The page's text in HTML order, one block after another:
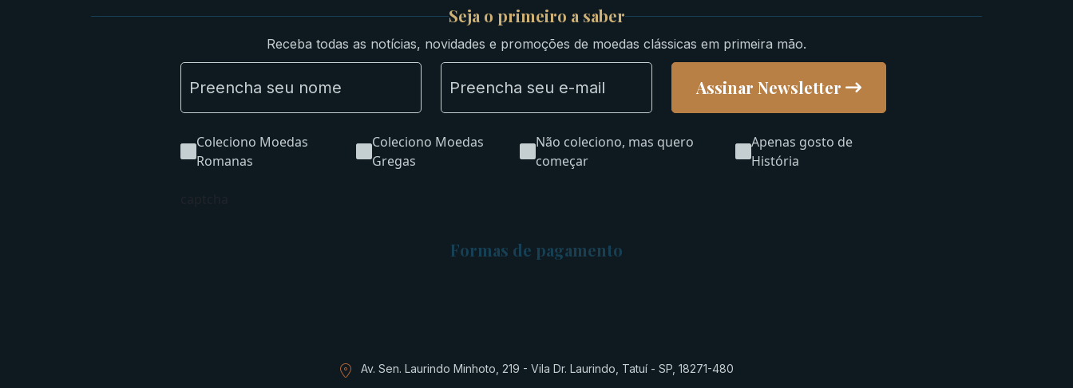
Seja o primeiro a saber
Receba todas as notícias, novidades e promoções de moedas clássicas em primeira mão.
Coleciono Moedas
Romanas
Coleciono Moedas
Gregas
Não coleciono, mas quero
começar
Apenas gosto de
História
Assinar Newsletter
Formas de pagamento
Av. Sen. Laurindo Minhoto, 219 - Vila Dr. Laurindo, Tatuí - SP, 18271-480